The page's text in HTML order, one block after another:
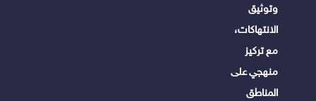
وتوثيق
الانتهاكات،
مع تركيز
منهجي على
المناطق